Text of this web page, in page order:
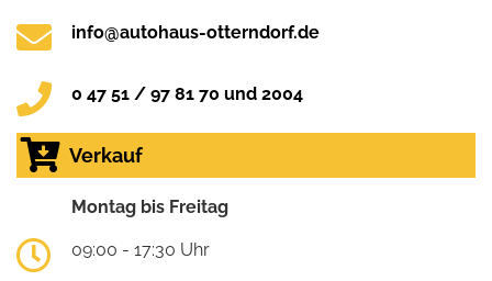
info@autohaus-otterndorf.de
0 47 51 / 97 81 70 und 2004
Verkauf
Montag bis Freitag
09:00 - 17:30 Uhr